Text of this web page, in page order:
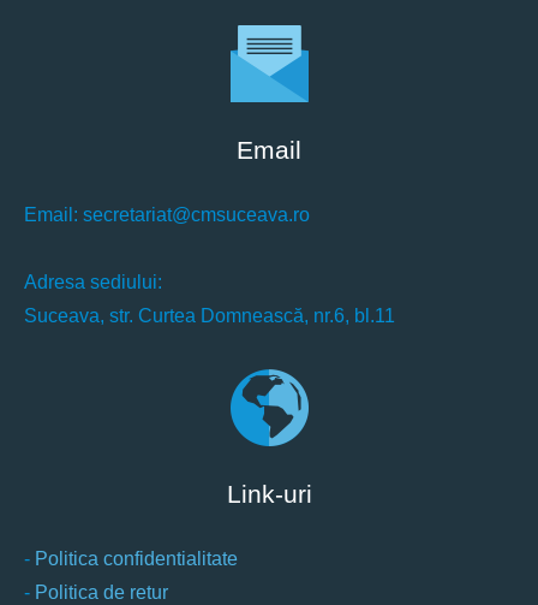
Email
Email: secretariat@cmsuceava.ro
Adresa sediului:
Suceava, str. Curtea Domnească, nr.6, bl.11
Link-uri
- Politica confidentialitate
- Politica de retur